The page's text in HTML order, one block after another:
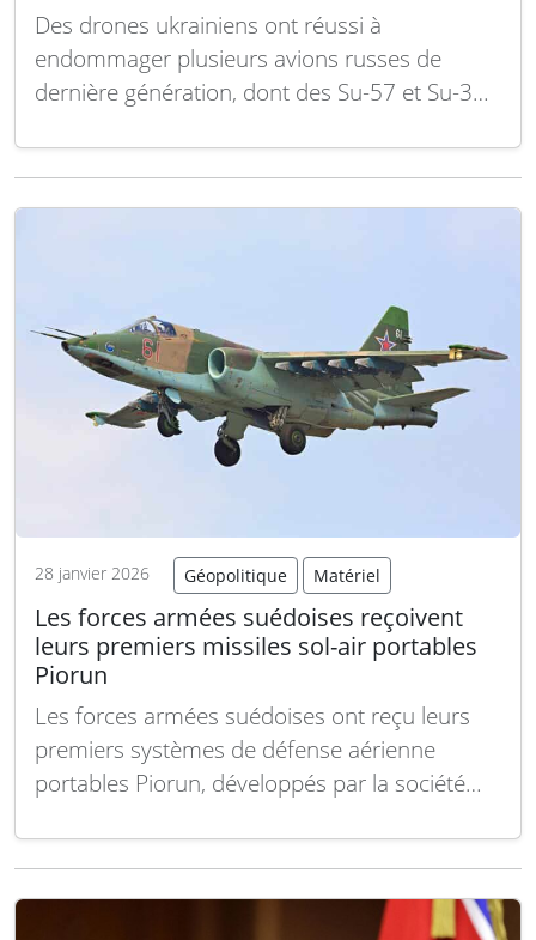
Des drones ukrainiens ont réussi à
endommager plusieurs avions russes de
dernière génération, dont des Su-57 et Su-34,
technologiques sur le champ de bataille en
28 janvier 2026 Géopolitique Matériel
Les forces armées suédoises reçoivent
leurs premiers missiles sol-air portables
Piorun
Les forces armées suédoises ont reçu leurs
premiers systèmes de défense aérienne
portables Piorun, développés par la société
suédoise du matériel de défense (FMV) le 27
système Piorun, qui sera connu en service